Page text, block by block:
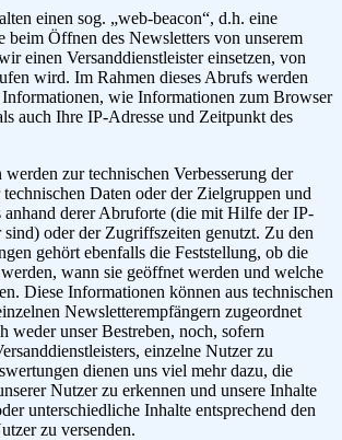
einen sog. „web-beacon“, d.h. eine
beim Öffnen des Newsletters von unserem
einen Versanddienstleister einsetzen, von
wird. Im Rahmen dieses Abrufs werden
Informationen, wie Informationen zum Browser
auch Ihre IP-Adresse und Zeitpunkt des
zur technischen Verbesserung der
technischen Daten oder der Zielgruppen und
anhand derer Abruforte (die mit Hilfe der IP-
sind) oder der Zugriffszeiten genutzt. Zu den
gehört ebenfalls die Feststellung, ob die
wann sie geöffnet werden und welche
Diese Informationen können aus technischen
Newsletterempfängern zugeordnet
weder unser Bestreben, noch, sofern
einzelne Nutzer zu
dienen uns viel mehr dazu, die
Nutzer zu erkennen und unsere Inhalte
unterschiedliche Inhalte entsprechend den
zu versenden.